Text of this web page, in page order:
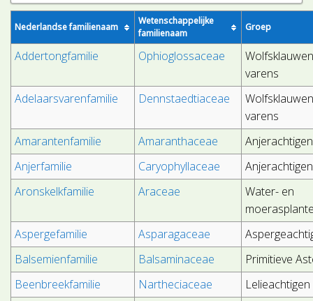
Nederlandse familienaam
Wetenschappelijke
familienaam
Groep
Addertongfamilie Ophioglossaceae
varens
Adelaarsvarenfamilie
Dennstaedtiaceae
varens
Amarantenfamilie
Amaranthaceae
Anjerachtigen
Anjerfamilie
Caryophyllaceae
Anjerachtigen
Aronskelkfamilie
Araceae
Water- en
Aspergefamilie
Asparagaceae
Balsemienfamilie
Balsaminaceae
Primitieve
Beenbreekfamilie
Nartheciaceae
Lelieachtigen